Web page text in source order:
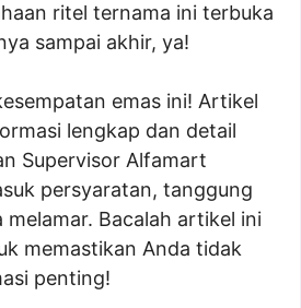
ritel ternama ini terbuka
sampai akhir, ya!
emas ini! Artikel
lengkap dan detail
Supervisor Alfamart
persyaratan, tanggung
melamar. Bacalah artikel ini
memastikan Anda tidak
penting!